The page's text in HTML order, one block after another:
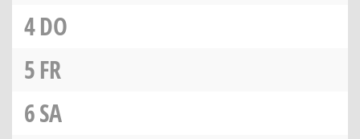
4DO
5FR
6SA